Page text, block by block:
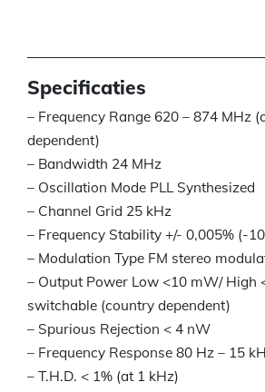
Specificaties
– Frequency Range 620 – 874 MHz
dependent)
– Bandwidth 24 MHz
– Oscillation Mode PLL Synthesized
– Channel Grid 25 kHz
– Frequency Stability +/- 0,005% (-
– Modulation Type FM stereo
– Output Power Low <10 mW/ High
switchable (country dependent)
– Spurious Rejection < 4 nW
– Frequency Response 80 Hz – 15
– T.H.D. < 1% (at 1 kHz)